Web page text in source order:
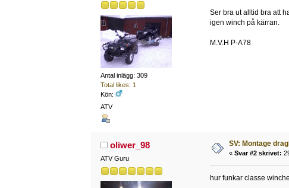
Antal inlägg: 309
Total likes: 1
Kön:
ATV
Ser bra ut alltid bra att
igen winch på kärran.
M.V.H P-A78
oliwer_98
ATV Guru
SV: Montage
« Svar #2 skrivet:
hur funkar classe